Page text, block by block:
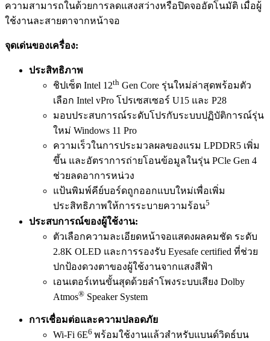
ความสามารถในด้วยการลดแสงสว่างหรือปิดจออัตโนมัติ เมื่อผู้
ใช้งานละสายตาจากหน้าจอ
จุดเด่นของเครื่อง:
ประสิทธิภาพ
ชิปเซ็ต Intel 12th Gen Core รุ่นใหม่ล่าสุดพร้อมตัว
เลือก Intel vPro โปรเซสเซอร์ U15 และ P28
มอบประสบการณ์ระดับโปรกับระบบปฏิบัติการณ์รุ่น
ใหม่ Windows 11 Pro
ความเร็วในการประมวลผลของแรม LPDDR5 เพิ่ม
ขึ้น และอัตราการถ่ายโอนข้อมูลในรุ่น PCle Gen 4
ช่วยลดอาการหน่วง
แป้นพิมพ์คีย์บอร์ดถูกออกแบบใหม่เพื่อเพิ่ม
ประสิทธิภาพให้การระบายความร้อน5
ประสบการณ์ของผู้ใช้งาน:
ตัวเลือกความละเอียดหน้าจอแสดงผลคมชัด ระดับ
2.8K OLED และการรองรับ Eyesafe certified ที่ช่วย
ปกป้องดวงตาของผู้ใช้งานจากแสงสีฟ้า
เอนเตอร์เทนขั้นสุดด้วยลำโพงระบบเสียง Dolby
Atmos® Speaker System
การเชื่อมต่อและความปลอดภัย
Wi-Fi 6E6 พร้อมใช้งานแล้วสำหรับแบนด์วิดธ์บน